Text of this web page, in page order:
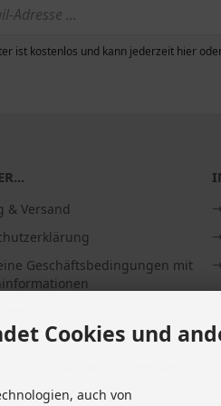
ist kostenlos und kann jederzeit hier
& Versand
Geschäftsbedingungen mit
Cookies und
auch von